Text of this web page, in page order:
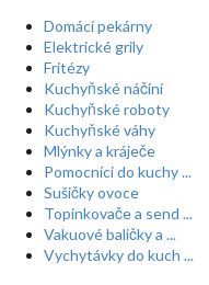
Domácí pekárny
Elektrické grily
Fritézy
Kuchyňské náčiní
Kuchyňské roboty
Kuchyňské váhy
Mlýnky a kráječe
Pomocníci do kuchy ...
Sušičky ovoce
Topinkovače a send ...
Vakuové baličky a ...
Vychytávky do kuch ...